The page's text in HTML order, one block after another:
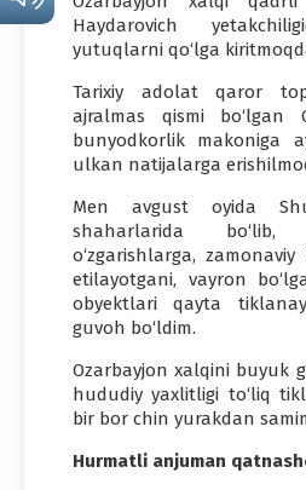
Haydarovich
yutuqlarni qo‘lga
Tarixiy adolat qaror
ajralmas qismi bo‘lgan
bunyodkorlik makoniga
ulkan natijalarga
Men avgust oyida
shaharlarida
o‘zgarishlarga,
etilayotgani, vayron
obyektlari qayta
guvoh bo‘ldim.
Ozarbayjon xalqini buyuk
hududiy yaxlitligi to‘liq
bir bor chin yurakdan
Hurmatli anjuman